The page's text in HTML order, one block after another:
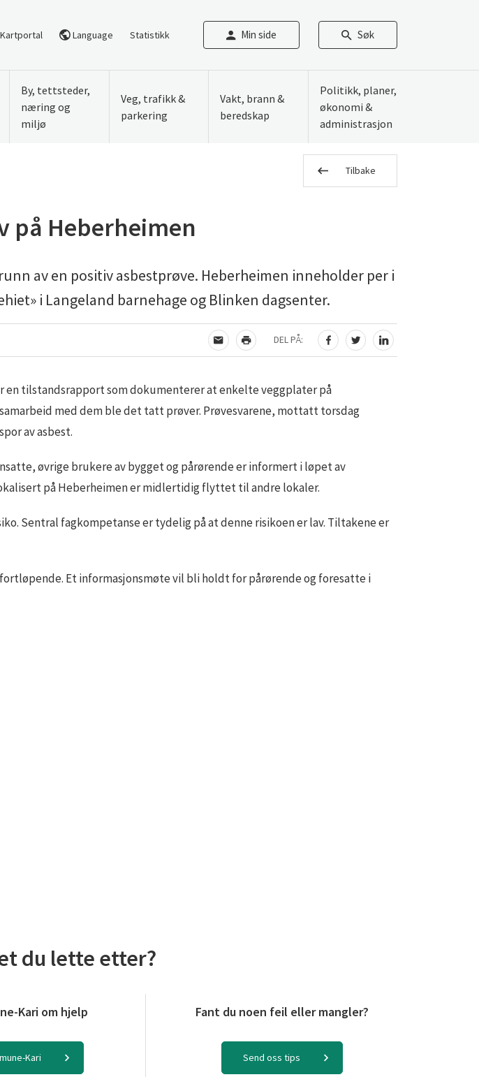
Kartportal Language Statistikk Min side Søk
By, tettsteder,
næring og
miljø
Veg, trafikk &
parkering
Vakt, brann &
beredskap
Politikk, planer,
økonomi &
administrasjon
Tilbake
på Heberheimen
av en positiv asbestprøve. Heberheimen inneholder per i
i Langeland barnehage og Blinken dagsenter.
TIPS EN VENN
SKRIV UT
DEL PÅ:
DEL PÅ FACEBOOK
DEL PÅ TWITTER
DEL PÅ LINKEDIN
en tilstandsrapport som dokumenterer at enkelte veggplater på
med dem ble det tatt prøver. Prøvesvarene, mottatt torsdag
av asbest.
øvrige brukere av bygget og pårørende er informert i løpet av
på Heberheimen er midlertidig flyttet til andre lokaler.
Sentral fagkompetanse er tydelig på at denne risikoen er lav. Tiltakene er
Et informasjonsmøte vil bli holdt for pårørende og foresatte i
du lette etter?
Kari om hjelp
Kari
Fant du noen feil eller mangler?
Send oss tips